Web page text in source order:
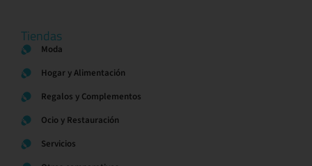
Tiendas
Moda
Hogar y Alimentación
Regalos y Complementos
Ocio y Restauración
Servicios